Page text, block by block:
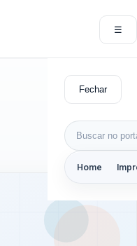
☰
Fechar
Buscar por:
Home